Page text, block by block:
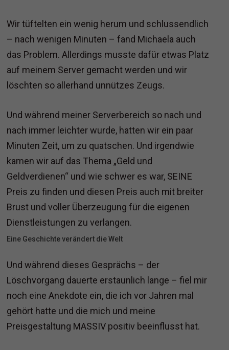
Wir tüftelten ein wenig herum und schlussendlich
– nach wenigen Minuten – fand Michaela auch
das Problem. Allerdings musste dafür etwas Platz
auf meinem Server gemacht werden und wir
löschten so allerhand unnützes Zeugs.
Und während meiner Serverbereich so nach und
nach immer leichter wurde, hatten wir ein paar
Minuten Zeit, um zu quatschen. Und irgendwie
kamen wir auf das Thema „Geld und
Geldverdienen“ und wie schwer es war, SEINE
Preis zu finden und diesen Preis auch mit breiter
Brust und voller Überzeugung für die eigenen
Dienstleistungen zu verlangen.
Eine Geschichte verändert die Welt
Und während dieses Gesprächs – der
Löschvorgang dauerte erstaunlich lange – fiel mir
noch eine Anekdote ein, die ich vor Jahren mal
gehört hatte und die mich und meine
Preisgestaltung MASSIV positiv beeinflusst hat.